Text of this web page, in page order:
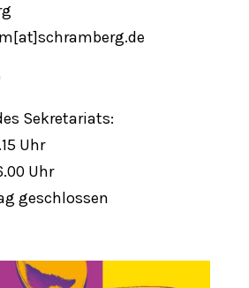
Sekretariats:
Uhr
Uhr
geschlossen